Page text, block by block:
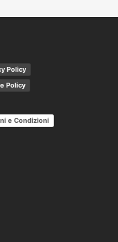
Policy
Policy
e Condizioni